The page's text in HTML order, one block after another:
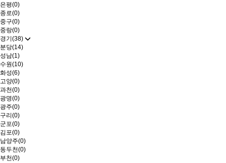
은평(0)
종로(0)
중구(0)
중랑(0)
경기(38)
분당(14)
성남(1)
수원(10)
화성(6)
고양(0)
과천(0)
광명(0)
광주(0)
구리(0)
군포(0)
김포(0)
남양주(0)
동두천(0)
부천(0)